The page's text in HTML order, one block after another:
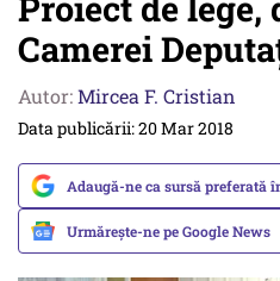
Camerei
Autor:Mircea F. Cristian
Data publicării: 20 Mar 2018
Adaugă-ne ca sursă preferată
Urmărește-ne pe Google News